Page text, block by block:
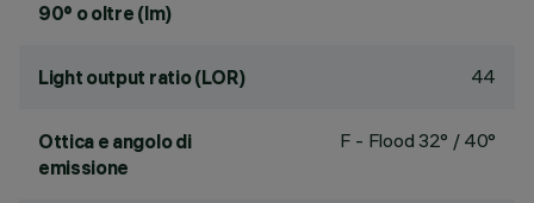
90° o oltre (lm)
Light output ratio (LOR) 44
Ottica e angolo di
emissione
F - Flood 32° / 40°